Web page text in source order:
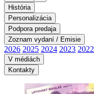
História
Personalizácia
Podpora predaja
Zoznam vydaní / Emisie
2026 2025 2024 2023 2022
V médiách
Kontakty